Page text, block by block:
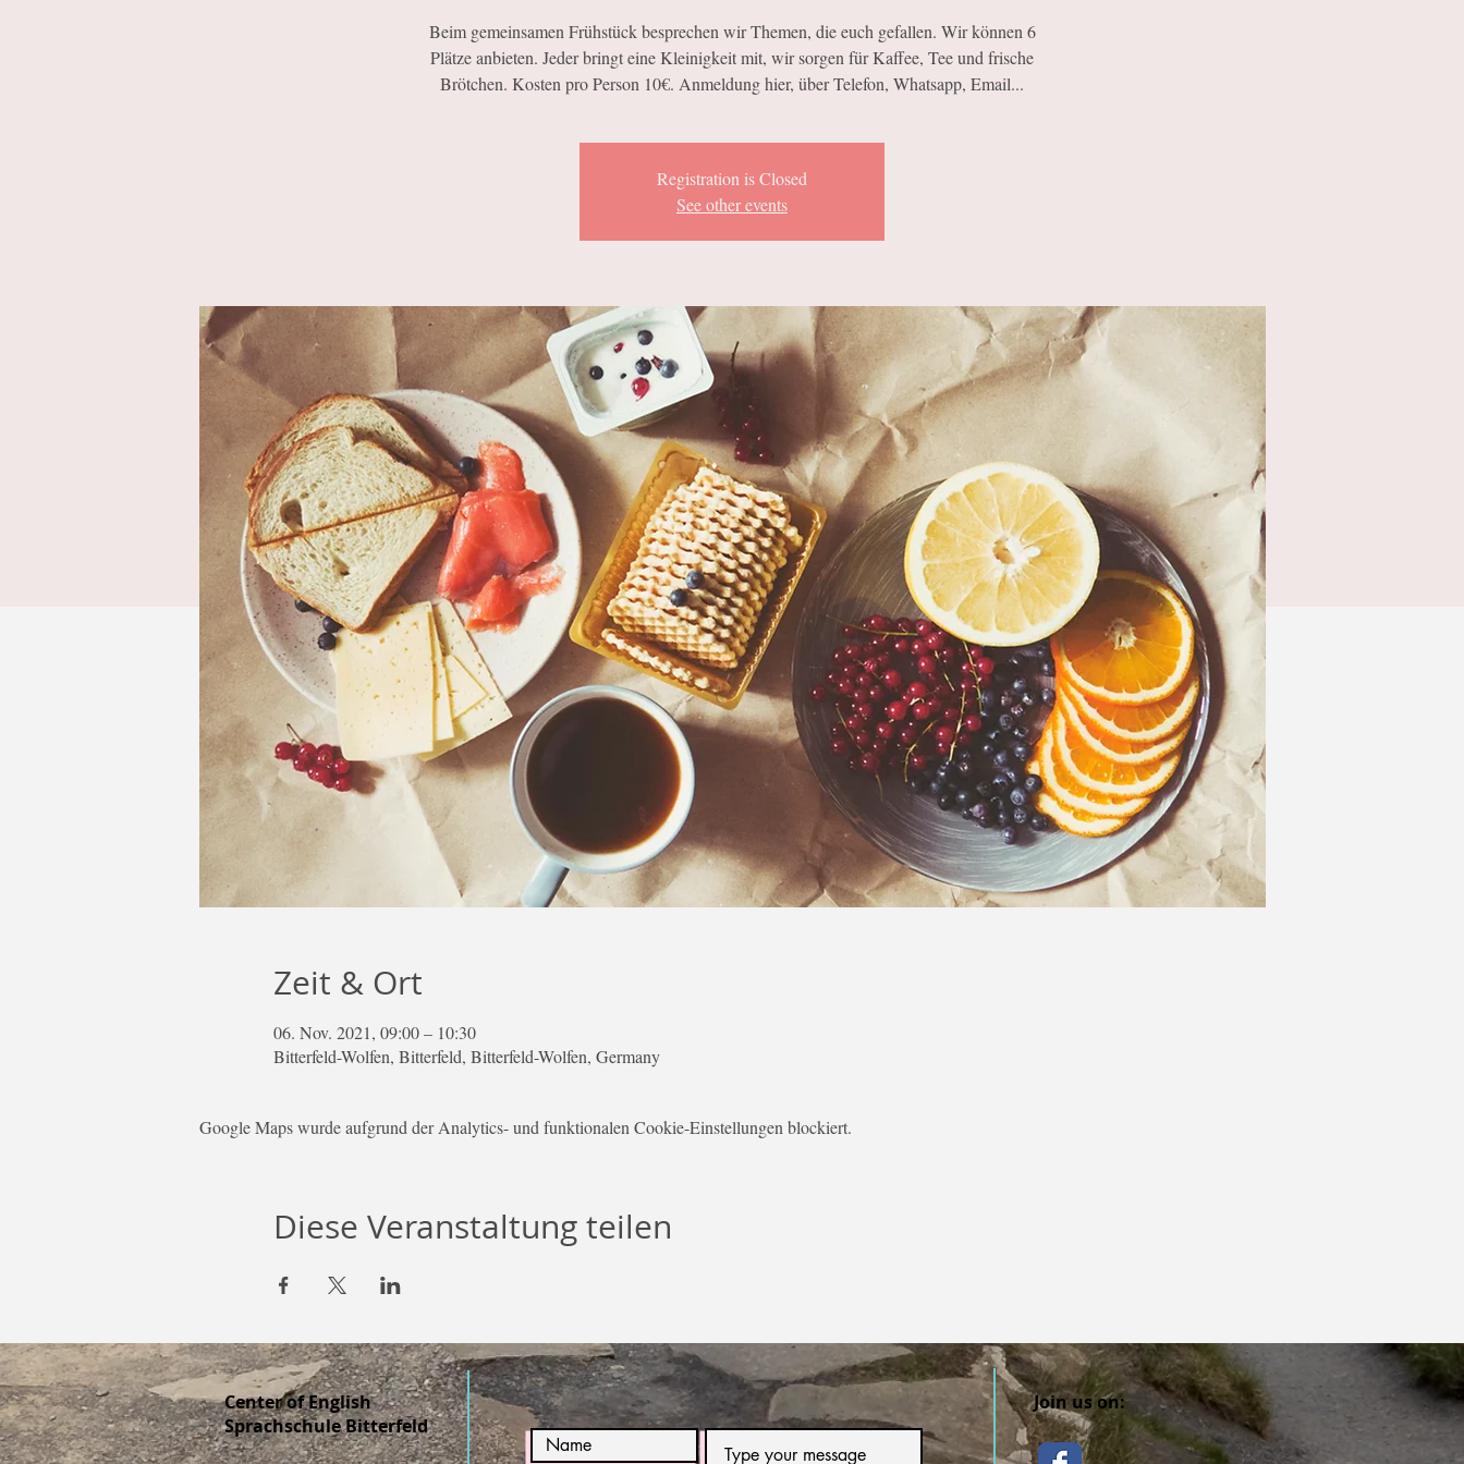
Beim gemeinsamen Frühstück besprechen wir Themen, die euch gefallen. Wir können 6
Plätze anbieten. Jeder bringt eine Kleinigkeit mit, wir sorgen für Kaffee, Tee und frische
Brötchen. Kosten pro Person 10€. Anmeldung hier, über Telefon, Whatsapp, Email...
Registration is Closed
See other events
Zeit & Ort
06. Nov. 2021, 09:00 – 10:30
Bitterfeld-Wolfen, Bitterfeld, Bitterfeld-Wolfen, Germany
Google Maps wurde aufgrund der Analytics- und funktionalen Cookie-Einstellungen blockiert.
Diese Veranstaltung teilen
Center of English
Sprachschule Bitterfeld
Join us on: